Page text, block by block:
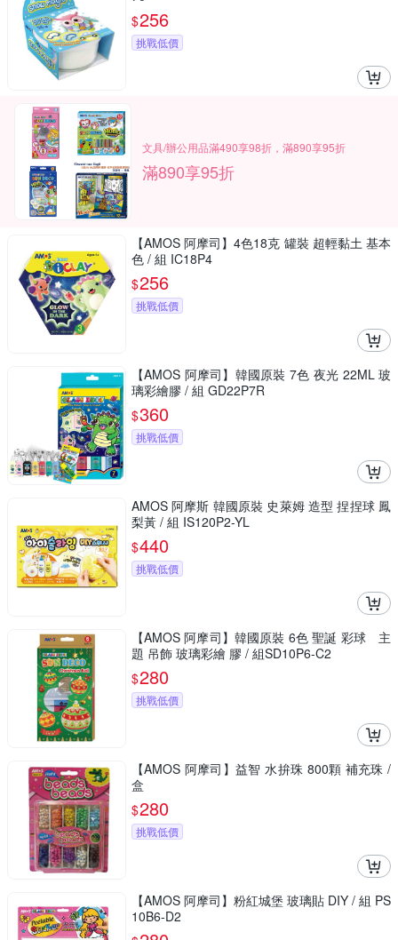
$256
挑戰低價
文具/辦公用品滿490享98折，滿890享95折
滿890享95折
【AMOS 阿摩司】4色18克 罐裝 超輕黏土 基本
色 / 組 IC18P4
$256
挑戰低價
【AMOS 阿摩司】韓國原裝 7色 夜光 22ML 玻
璃彩繪膠 / 組 GD22P7R
$360
挑戰低價
AMOS 阿摩斯 韓國原裝 史萊姆 造型 捏捏球 鳳
梨黃 / 組 IS120P2-YL
$440
挑戰低價
【AMOS 阿摩司】韓國原裝 6色 聖誕 彩球 主
題 吊飾 玻璃彩繪 膠 / 組SD10P6-C2
$280
挑戰低價
【AMOS 阿摩司】益智 水拚珠 800顆 補充珠 /
盒
$280
挑戰低價
【AMOS 阿摩司】粉紅城堡 玻璃貼 DIY / 組 PS
10B6-D2